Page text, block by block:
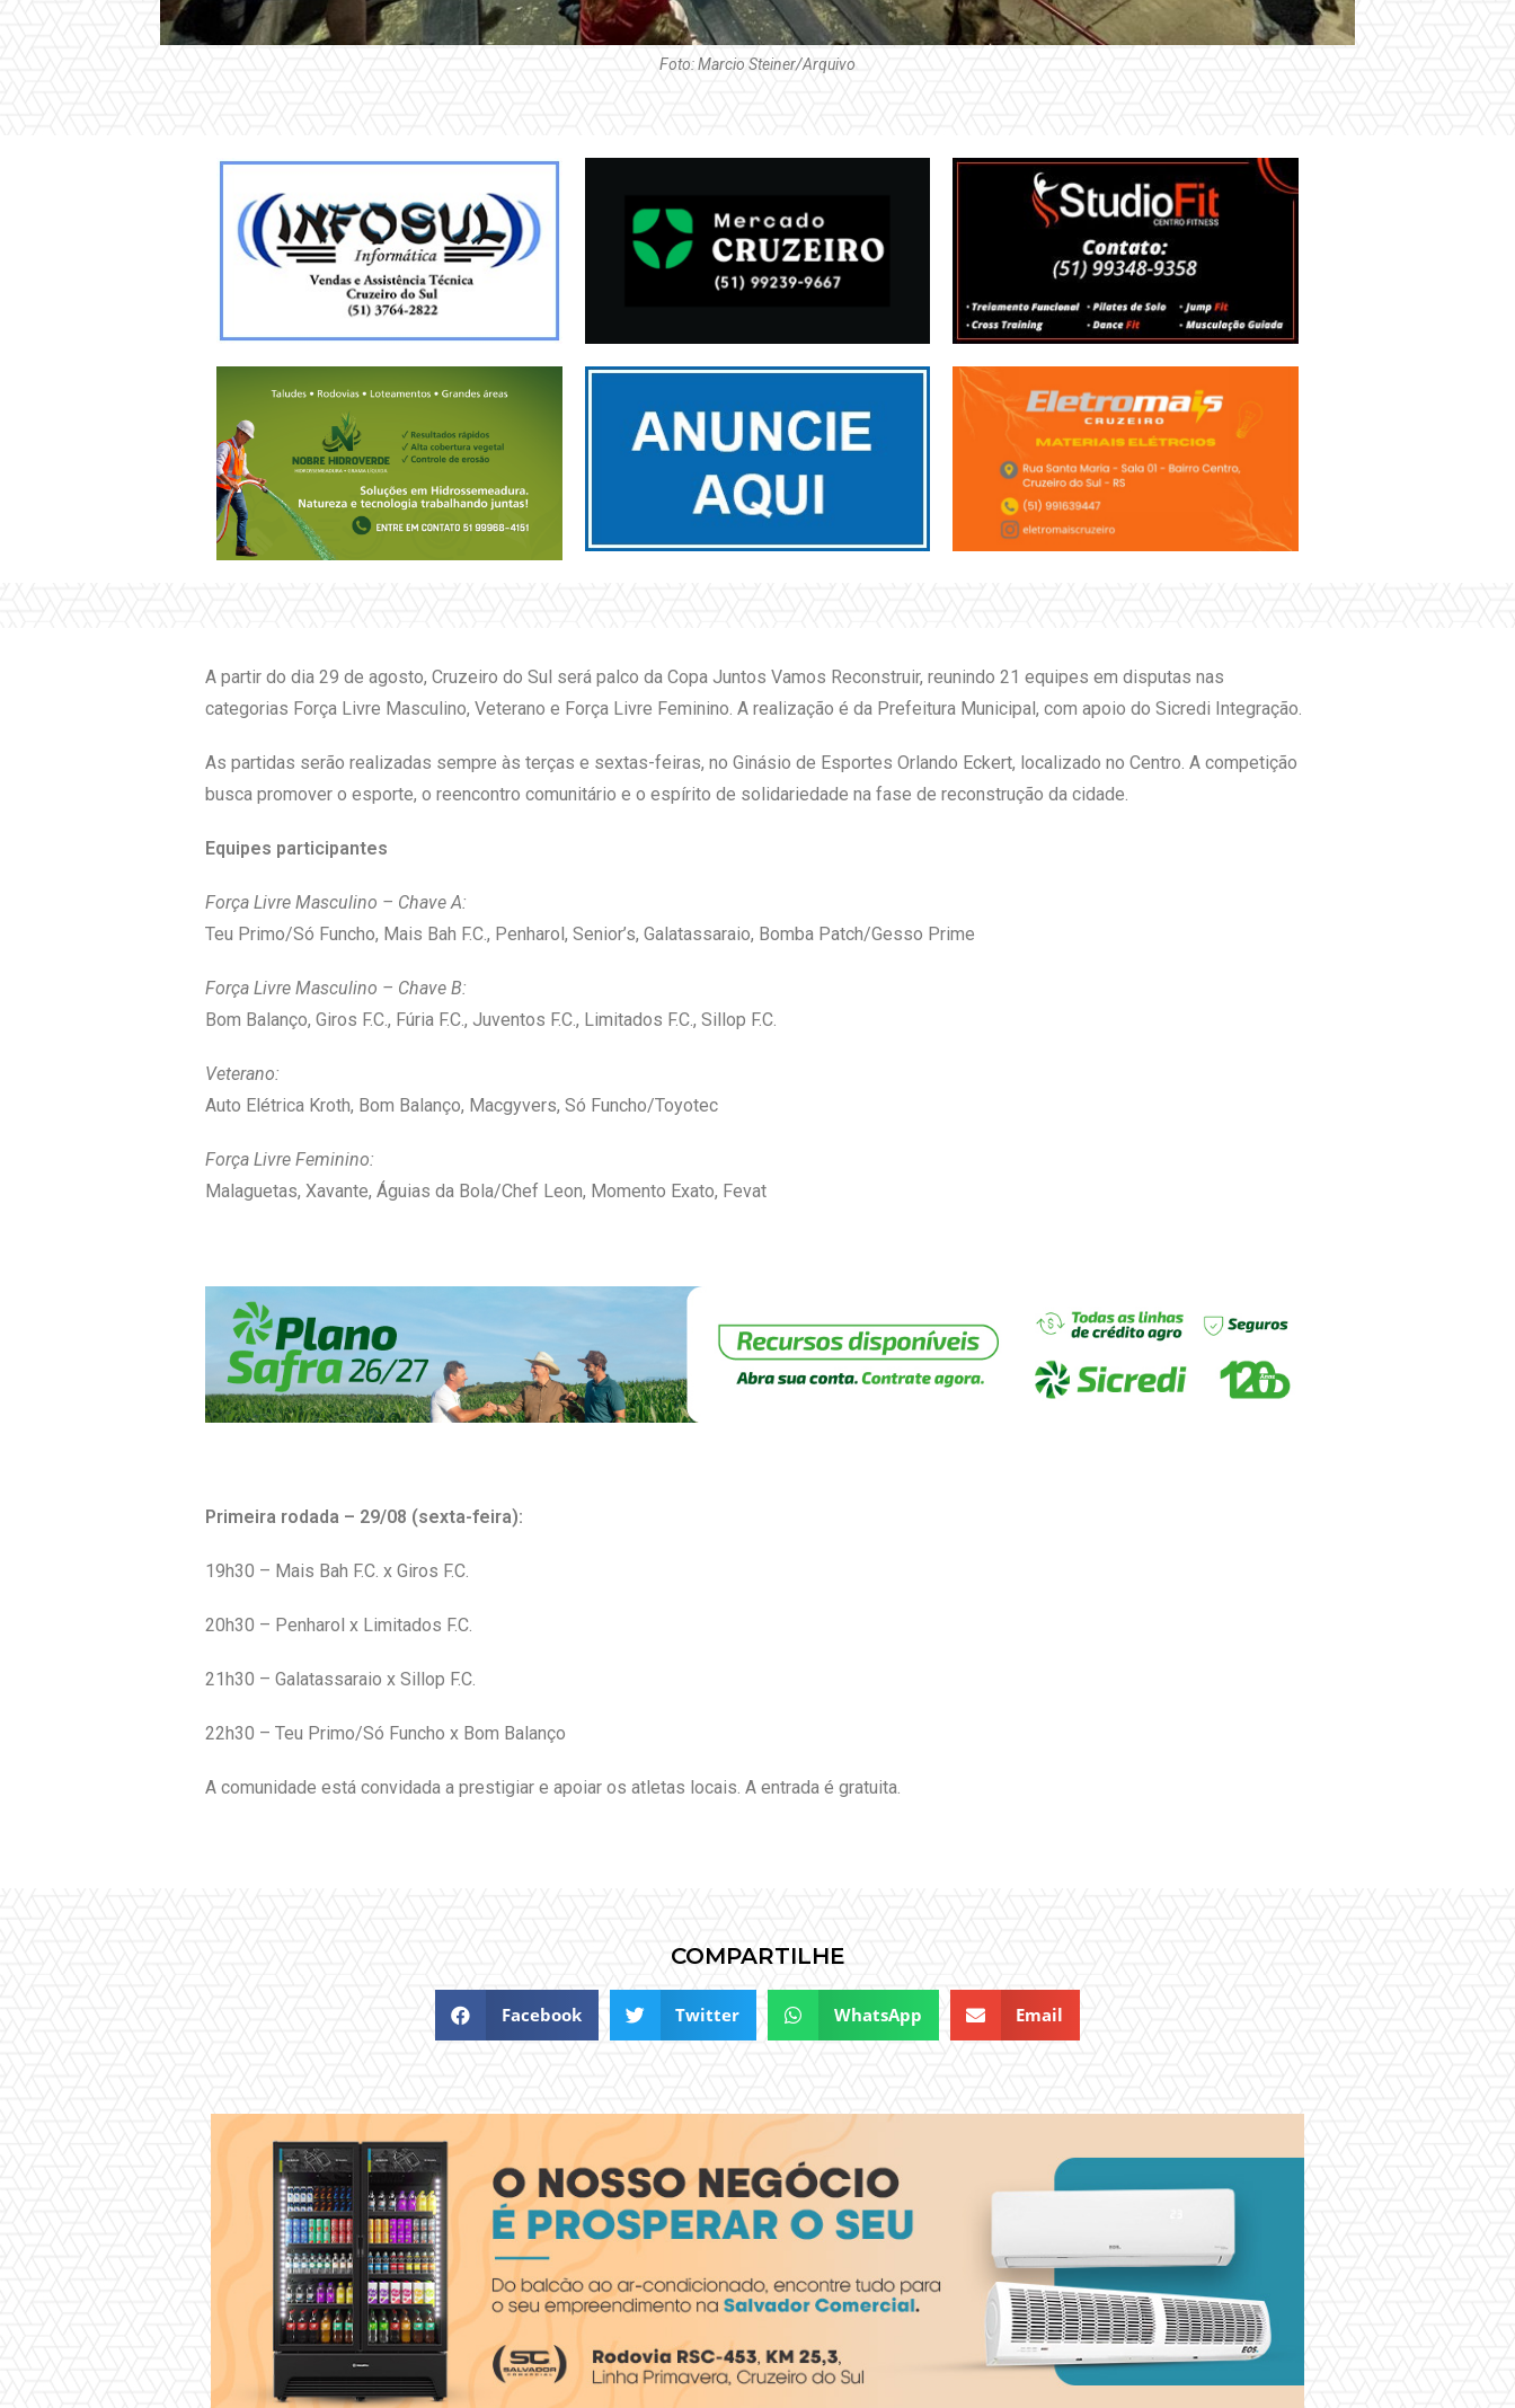
Foto: Marcio Steiner/Arquivo
A partir do dia 29 de agosto, Cruzeiro do Sul será palco da Copa Juntos Vamos Reconstruir, reunindo 21 equipes em disputas nas
categorias Força Livre Masculino, Veterano e Força Livre Feminino. A realização é da Prefeitura Municipal, com apoio do Sicredi Integração.
As partidas serão realizadas sempre às terças e sextas-feiras, no Ginásio de Esportes Orlando Eckert, localizado no Centro. A competição
busca promover o esporte, o reencontro comunitário e o espírito de solidariedade na fase de reconstrução da cidade.
Equipes participantes
Força Livre Masculino – Chave A:
Teu Primo/Só Funcho, Mais Bah F.C., Penharol, Senior’s, Galatassaraio, Bomba Patch/Gesso Prime
Força Livre Masculino – Chave B:
Bom Balanço, Giros F.C., Fúria F.C., Juventos F.C., Limitados F.C., Sillop F.C.
Veterano:
Auto Elétrica Kroth, Bom Balanço, Macgyvers, Só Funcho/Toyotec
Força Livre Feminino:
Malaguetas, Xavante, Águias da Bola/Chef Leon, Momento Exato, Fevat
Primeira rodada – 29/08 (sexta-feira):
19h30 – Mais Bah F.C. x Giros F.C.
20h30 – Penharol x Limitados F.C.
21h30 – Galatassaraio x Sillop F.C.
22h30 – Teu Primo/Só Funcho x Bom Balanço
A comunidade está convidada a prestigiar e apoiar os atletas locais. A entrada é gratuita.
COMPARTILHE
Facebook Twitter WhatsApp Email